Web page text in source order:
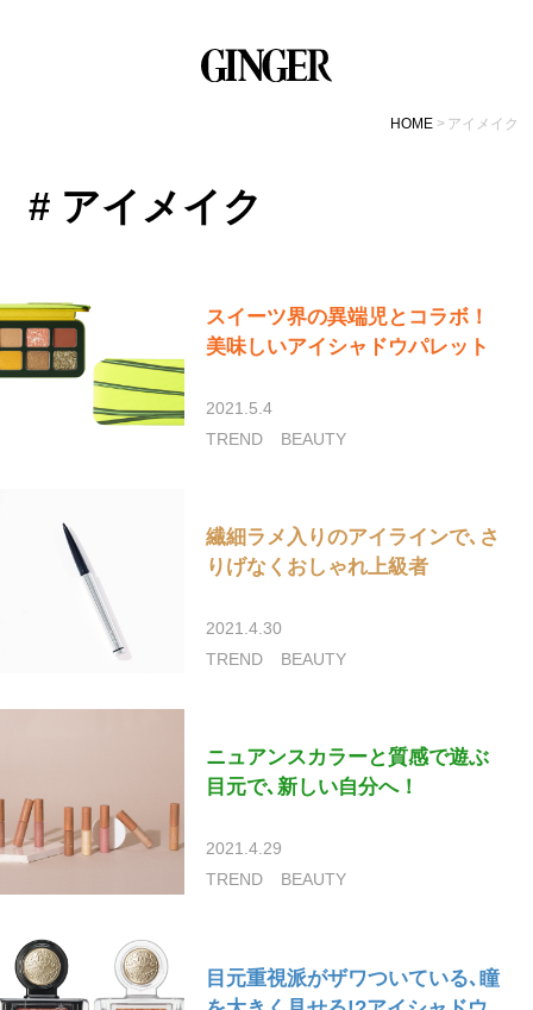
HOME アイメイク
# アイメイク
スイーツ界の異端児とコラボ！
美味しいアイシャドウパレット
2021.5.4
TREND
BEAUTY
繊細ラメ入りのアイラインで､さ
りげなくおしゃれ上級者
2021.4.30
TREND
BEAUTY
ニュアンスカラーと質感で遊ぶ
目元で､新しい自分へ！
2021.4.29
TREND
BEAUTY
目元重視派がザワついている､瞳